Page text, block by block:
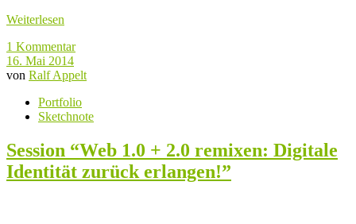
Weiterlesen
1 Kommentar
16. Mai 2014
von Ralf Appelt
Portfolio
Sketchnote
Session “Web 1.0 + 2.0 remixen: Digitale
Identität zurück erlangen!”